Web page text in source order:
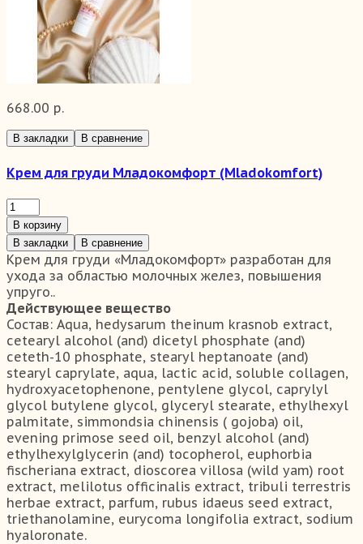
668.00 р.
В закладки В сравнение
Крем для груди Младокомфорт (Mladokomfort)
В корзину
В закладки
В сравнение
Крем для груди «Младокомфорт» разработан для
ухода за областью молочных желез, повышения
упруго..
Действующее вещество
Состав: Аqua, hedysarum theinum krasnob extract,
cetearyl alcohol (and) dicetyl phosphate (and)
сeteth-10 phosphate, stearyl heptanoate (and)
stearyl сaprylate, аqua, lactic acid, soluble collagen,
hydroxyacetophenone, pentylene glycol, caprylyl
glycol butylene glycol, glyceryl stearate, еthylhexyl
palmitate, simmondsia сhinensis ( gojoba) оil,
еvening primose seed oil, benzyl аlcohol (and)
еthylhexylglycerin (and) tocopherol, еuphorbia
fischeriana еxtract, dioscorea villosa (wild yam) root
еxtract, melilotus officinalis extract, tribuli terrestris
herbae extract, parfum, rubus idaeus seed еxtract,
triethanolamine, eurycoma longifolia extract, sodium
hyaloronate.